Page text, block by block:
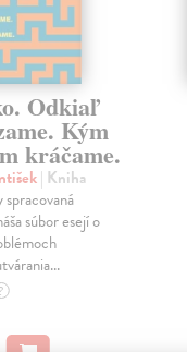
Odkiaľ
Kým
kráčame.
| Kniha
súbor esejí o